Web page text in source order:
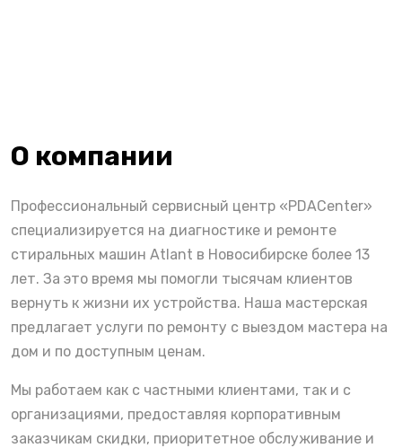
О компании
Профессиональный сервисный центр «PDACenter»
специализируется на диагностике и ремонте
стиральных машин Atlant в Новосибирске более 13
лет. За это время мы помогли тысячам клиентов
вернуть к жизни их устройства. Наша мастерская
предлагает услуги по ремонту с выездом мастера на
дом и по доступным ценам.
Мы работаем как с частными клиентами, так и с
организациями, предоставляя корпоративным
заказчикам скидки, приоритетное обслуживание и